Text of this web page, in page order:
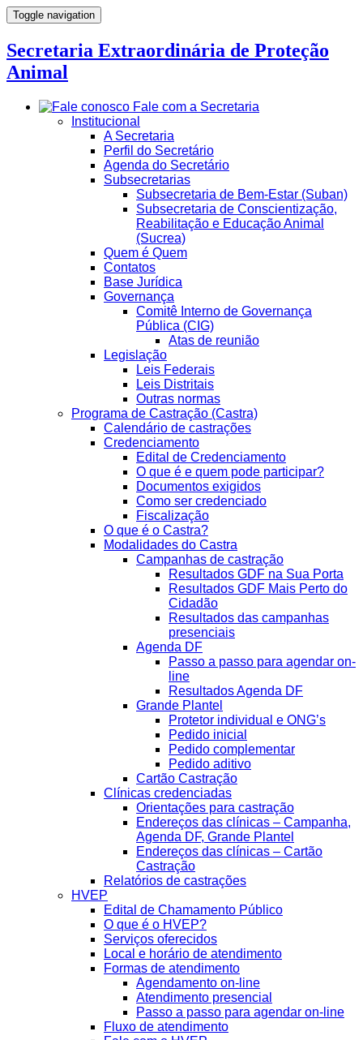
Toggle navigation
Secretaria Extraordinária de Proteção
Animal
Fale com a Secretaria
Institucional
A Secretaria
Perfil do Secretário
Agenda do Secretário
Subsecretarias
Subsecretaria de Bem-Estar (Suban)
Subsecretaria de Conscientização,
Reabilitação e Educação Animal
(Sucrea)
Quem é Quem
Contatos
Base Jurídica
Governança
Comitê Interno de Governança
Pública (CIG)
Atas de reunião
Legislação
Leis Federais
Leis Distritais
Outras normas
Programa de Castração (Castra)
Calendário de castrações
Credenciamento
Edital de Credenciamento
O que é e quem pode participar?
Documentos exigidos
Como ser credenciado
Fiscalização
O que é o Castra?
Modalidades do Castra
Campanhas de castração
Resultados GDF na Sua Porta
Resultados GDF Mais Perto do
Cidadão
Resultados das campanhas
presenciais
Agenda DF
Passo a passo para agendar on-
line
Resultados Agenda DF
Grande Plantel
Protetor individual e ONG’s
Pedido inicial
Pedido complementar
Pedido aditivo
Cartão Castração
Clínicas credenciadas
Orientações para castração
Endereços das clínicas – Campanha,
Agenda DF, Grande Plantel
Endereços das clínicas – Cartão
Castração
Relatórios de castrações
HVEP
Edital de Chamamento Público
O que é o HVEP?
Serviços oferecidos
Local e horário de atendimento
Formas de atendimento
Agendamento on-line
Atendimento presencial
Passo a passo para agendar on-line
Fluxo de atendimento